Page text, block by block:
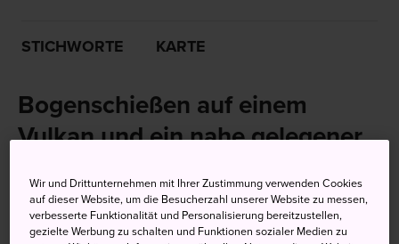
STICHWORTE KARTE
Bogenschießen auf einem
Vulkan und ein nahe gelegener
Unweit der KüstenstadtIto
erhebt sich der Berg Omuro
mit seinem interessanten Profil.
Wir und Drittunternehmen mit Ihrer Zustimmung verwenden Cookies
auf dieser Website, um die Besucherzahl unserer Website zu messen,
verbesserte Funktionalität und Personalisierung bereitzustellen,
gezielte Werbung zu schalten und Funktionen sozialer Medien zu